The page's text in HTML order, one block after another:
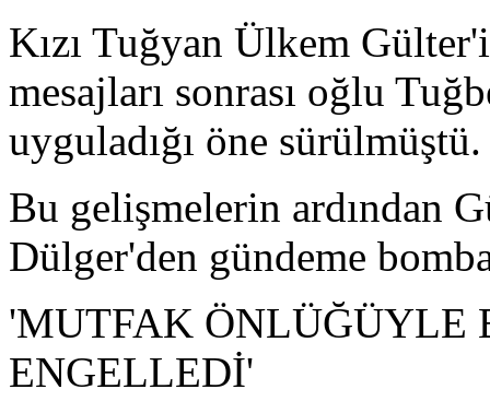
Kızı Tuğyan Ülkem
mesajları sonrası oğlu
uyguladığı öne sürülmüştü.
Bu gelişmelerin ardından
Dülger'den gündeme
'MUTFAK ÖNLÜĞÜYLE
ENGELLEDİ'